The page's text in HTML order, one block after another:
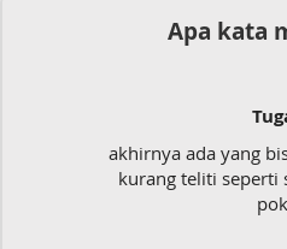
Apa kata
Tugas
akhirnya ada yang bisa
kurang teliti seperti